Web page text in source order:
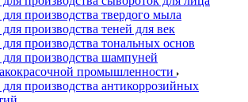
производства твердого мыла
производства теней для век
производства тональных основ
производства шампуней
промышленности
производства антикоррозийных